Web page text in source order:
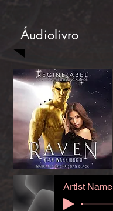
Áudiolivro
Artist Name